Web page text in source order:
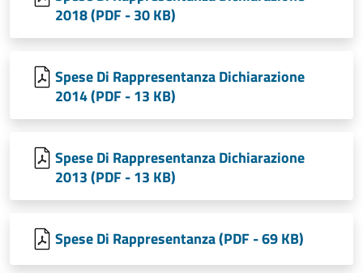
2018 (PDF - 30 KB)
Spese Di Rappresentanza Dichiarazione
2014 (PDF - 13 KB)
Spese Di Rappresentanza Dichiarazione
2013 (PDF - 13 KB)
Spese Di Rappresentanza (PDF - 69 KB)